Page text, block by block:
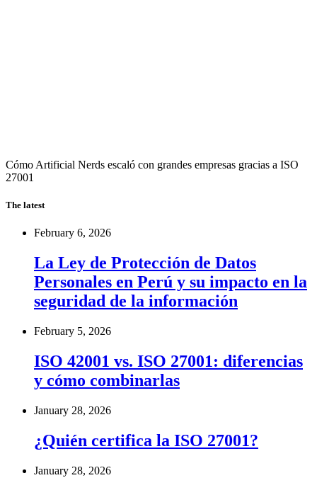
Cómo Artificial Nerds escaló con grandes empresas gracias a ISO
27001
The latest
February 6, 2026
La Ley de Protección de Datos
Personales en Perú y su impacto en la
seguridad de la información
February 5, 2026
ISO 42001 vs. ISO 27001: diferencias
y cómo combinarlas
January 28, 2026
¿Quién certifica la ISO 27001?
January 28, 2026